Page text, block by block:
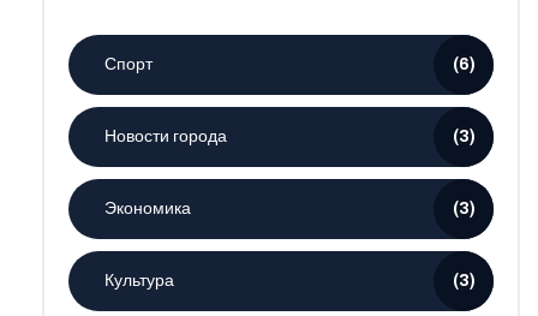
Спорт (6)
Новости города (3)
Экономика (3)
Культура (3)